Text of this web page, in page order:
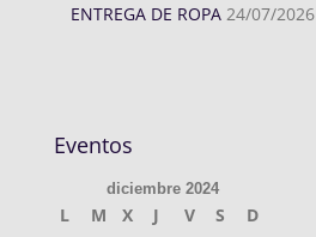
ENTREGA DE ROPA 24/07/2026
Eventos
diciembre 2024
L M X J V S
D